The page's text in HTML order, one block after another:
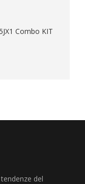
Combo KIT
del